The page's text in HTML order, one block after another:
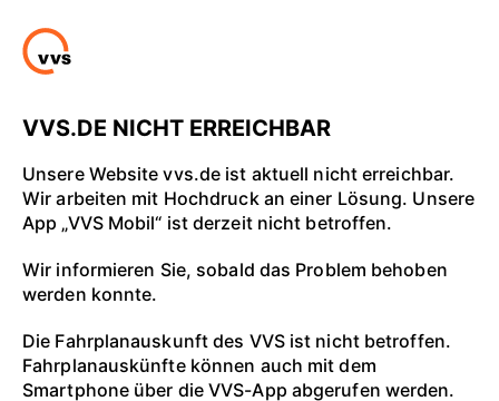
VVS.DE NICHT ERREICHBAR
Unsere Website vvs.de ist aktuell nicht erreichbar.
Wir arbeiten mit Hochdruck an einer Lösung. Unsere
App „VVS Mobil“ ist derzeit nicht betroffen.
Wir informieren Sie, sobald das Problem behoben
werden konnte.
Die Fahrplanauskunft des VVS ist nicht betroffen.
Fahrplanauskünfte können auch mit dem
Smartphone über die VVS-App abgerufen werden.